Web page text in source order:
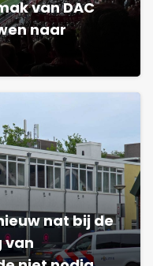
van DAC
naar
nat bij de
van